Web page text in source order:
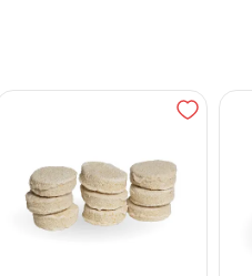
21
Целлофан